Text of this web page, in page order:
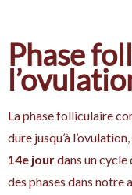
Phase
La phase folliculaire
dure jusqu’à
14e jourdans un
des phases dans notre